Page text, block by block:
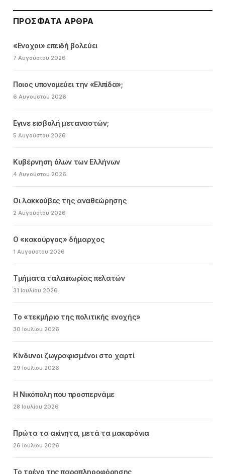
ΠΡΌΣΦΑΤΑ ΆΡΘΡΑ
«Ενοχοι» επειδή βολεύει
7 Αυγούστου 2026
Ποιος υπονομεύει την «Ελπίδα»;
6 Αυγούστου 2026
Εγινε εισβολή μεταναστών;
5 Αυγούστου 2026
Κυβέρνηση όλων των Ελλήνων
4 Αυγούστου 2026
Οι λακκούβες της αναθεώρησης
2 Αυγούστου 2026
Ο «κακούργος» δήμαρχος
1 Αυγούστου 2026
Τμήματα ταλαιπωρίας πελατών
31 Ιουλίου 2026
Το «τεκμήριο της πολιτικής ενοχής»
30 Ιουλίου 2026
Κίνδυνοι ζωγραφισμένοι στο χαρτί
29 Ιουλίου 2026
Η Νικόπολη που προσπερνάμε
28 Ιουλίου 2026
Πρώτα τα ακίνητα, μετά τα μακαρόνια
26 Ιουλίου 2026
Το τρένο της παραπληροφόρησης